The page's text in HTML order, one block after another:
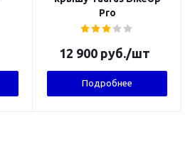
Pro
12 900 руб./шт
Подробнее